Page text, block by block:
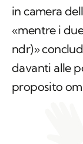
in camera
«mentre i
ndr)»
davanti alle
proposito